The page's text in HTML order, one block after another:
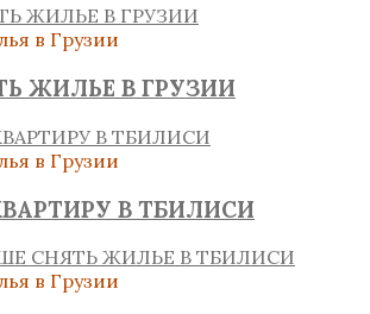
в Грузии
ЖИЛЬЕ В ГРУЗИИ
в Грузии
В ТБИЛИСИ
в Грузии